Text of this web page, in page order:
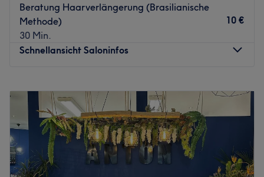
Beratung Haarverlängerung (Brasilianische
Methode)
30 Min.
10 €
Schnellansicht Saloninfos
Dienstag
10:00
20:00
Mittwoch
10:00
Donnerstag
10:00–20:00
Freitag
10:00–
Samstag
10:00
20:00
Sonntag
Geschlossen